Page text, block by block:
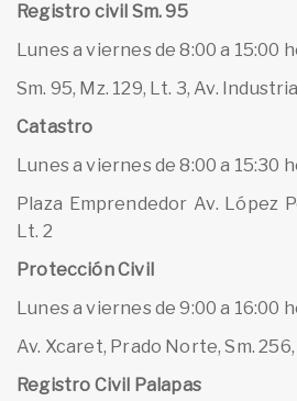
Registro civil Sm. 95
Lunes a viernes de 8:00 a 15:00
Sm. 95, Mz. 129, Lt. 3, Av.
Catastro
Lunes a viernes de 8:00 a 15:30
Plaza Emprendedor Av. López
Lt. 2
Protección Civil
Lunes a viernes de 9:00 a 16:00
Av. Xcaret, Prado Norte, Sm. 256,
Registro Civil Palapas